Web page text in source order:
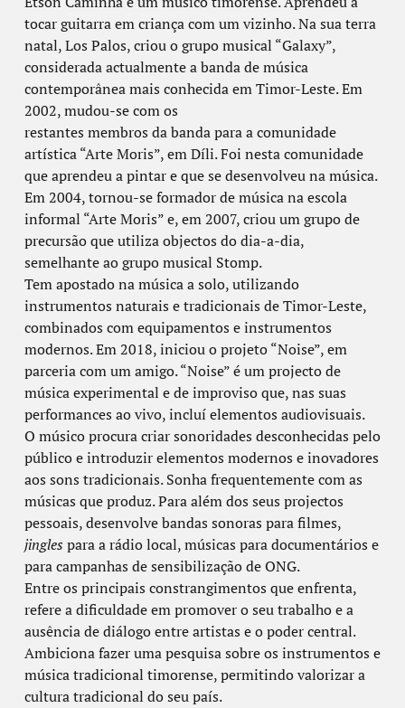
tocar guitarra em criança com um vizinho. Na sua terra
natal, Los Palos, criou o grupo musical “Galaxy”,
considerada actualmente a banda de música
contemporânea mais conhecida em Timor-Leste. Em
2002, mudou-se com os
restantes membros da banda para a comunidade
artística “Arte Moris”, em Díli. Foi nesta comunidade
que aprendeu a pintar e que se desenvolveu na música.
Em 2004, tornou-se formador de música na escola
informal “Arte Moris” e, em 2007, criou um grupo de
precursão que utiliza objectos do dia-a-dia,
semelhante ao grupo musical Stomp.
Tem apostado na música a solo, utilizando
instrumentos naturais e tradicionais de Timor-Leste,
combinados com equipamentos e instrumentos
modernos. Em 2018, iniciou o projeto “Noise”, em
parceria com um amigo. “Noise” é um projecto de
música experimental e de improviso que, nas suas
performances ao vivo, incluí elementos audiovisuais.
O músico procura criar sonoridades desconhecidas pelo
público e introduzir elementos modernos e inovadores
aos sons tradicionais. Sonha frequentemente com as
músicas que produz. Para além dos seus projectos
pessoais, desenvolve bandas sonoras para filmes,
jingles para a rádio local, músicas para documentários e
para campanhas de sensibilização de ONG.
Entre os principais constrangimentos que enfrenta,
refere a dificuldade em promover o seu trabalho e a
ausência de diálogo entre artistas e o poder central.
Ambiciona fazer uma pesquisa sobre os instrumentos e
música tradicional timorense, permitindo valorizar a
cultura tradicional do seu país.